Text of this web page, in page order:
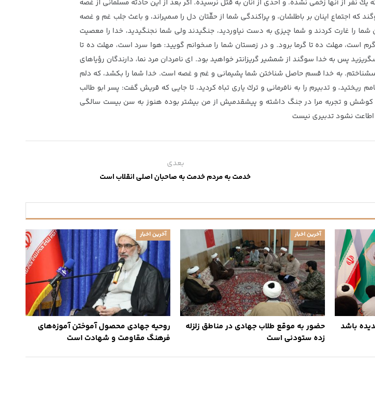
نفر از آنها زخمى نشده. و احدى از آنان به قتل نرسيده. اگر بعد از اين حادثه مسلمانى از غصه
اجتماع اينان بر باطلشان، و پراكندگى شما از حقّتان دل را مى‏ميراند، و باعث جلب غم و غصه
را غارت كردند و شما چيزى به دست نياورديد، جنگيدند ولى شما نجنگيديد، خدا را معصيت
است، مهلت ده تا گرما برود. و در زمستان شما را مى‏خوانم گوييد: هوا سرد است، مهلت ده تا
پس به خدا سوگند از شمشير گريزان‏تر خواهيد بود. اى نامردان مرد نما، دارندگان رؤياهاى
به خدا قسم حاصل شناختن شما پشيمانى و غم و غصه است. خدا شما را بكشد، كه دلم
ريختيد، و تدبيرم را به نافرمانى و ترك يارى تباه كرديد، تا جايى كه قريش گفت: پسر ابو طالب
كوشش و تجربه مرا در جنگ داشته و پيشقدميش از من بيشتر بوده هنوز به سن بيست سالگى
نشود تدبيرى نيست‏
بعدی
خدمت به مردم خدمت به صاحبان اصلی انقلاب است
باشد
آخرین اخبار
حضور به موقع طلاب جهادی در مناطق زلزله
زده ستودنی است
آخرین اخبار
روحیه جهادی محصول آموختن آموزه‌های
فرهنگ مقاومت و شهادت است